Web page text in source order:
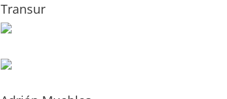
Transur